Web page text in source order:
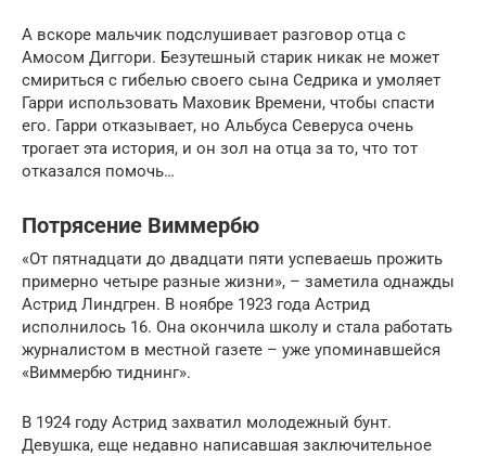
А вскоре мальчик подслушивает разговор отца с
Амосом Диггори. Безутешный старик никак не может
смириться с гибелью своего сына Седрика и умоляет
Гарри использовать Маховик Времени, чтобы спасти
его. Гарри отказывает, но Альбуса Северуса очень
трогает эта история, и он зол на отца за то, что тот
отказался помочь…
Потрясение Виммербю
«От пятнадцати до двадцати пяти успеваешь прожить
примерно четыре разные жизни», – заметила однажды
Астрид Линдгрен. В ноябре 1923 года Астрид
исполнилось 16. Она окончила школу и стала работать
журналистом в местной газете – уже упоминавшейся
«Виммербю тиднинг».
В 1924 году Астрид захватил молодежный бунт.
Девушка, еще недавно написавшая заключительное